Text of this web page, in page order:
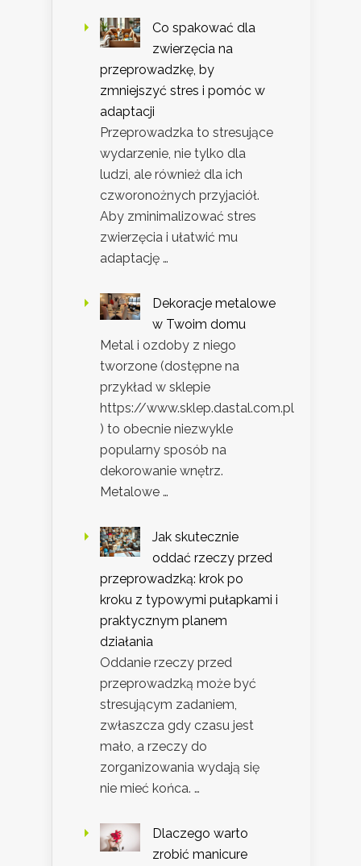
Co spakować dla
zwierzęcia na
przeprowadzkę, by
zmniejszyć stres i pomóc w
adaptacji
Przeprowadzka to stresujące
wydarzenie, nie tylko dla
ludzi, ale również dla ich
czworonożnych przyjaciół.
Aby zminimalizować stres
zwierzęcia i ułatwić mu
adaptację …
Dekoracje metalowe
w Twoim domu
Metal i ozdoby z niego
tworzone (dostępne na
przykład w sklepie
https://www.sklep.dastal.com.pl
) to obecnie niezwykle
popularny sposób na
dekorowanie wnętrz.
Metalowe …
Jak skutecznie
oddać rzeczy przed
przeprowadzką: krok po
kroku z typowymi pułapkami i
praktycznym planem
działania
Oddanie rzeczy przed
przeprowadzką może być
stresującym zadaniem,
zwłaszcza gdy czasu jest
mało, a rzeczy do
zorganizowania wydają się
nie mieć końca. …
Dlaczego warto
zrobić manicure